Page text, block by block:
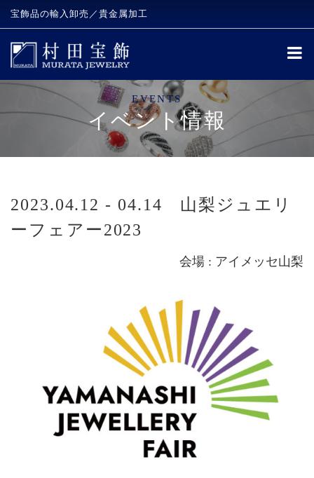
宝飾品の輸入卸売／貴金属加工
EVENTS
イベント情報
2023.04.12 - 04.14 山梨ジュエリ
ーフェアー2023
会場 : アイメッセ山梨